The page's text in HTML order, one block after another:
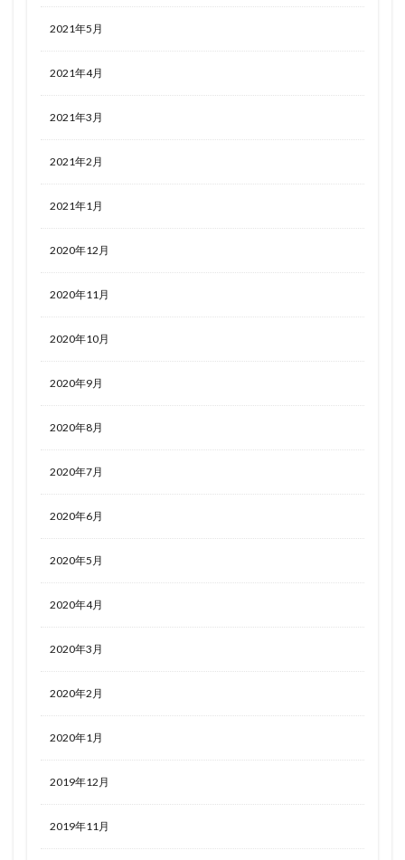
2021年5月
2021年4月
2021年3月
2021年2月
2021年1月
2020年12月
2020年11月
2020年10月
2020年9月
2020年8月
2020年7月
2020年6月
2020年5月
2020年4月
2020年3月
2020年2月
2020年1月
2019年12月
2019年11月